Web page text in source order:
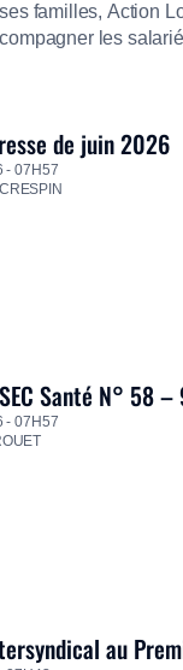
familles, Action
les
de juin 2026
- 07H57
Santé N° 58
- 07H57
au